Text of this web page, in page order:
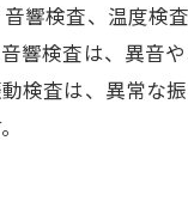
実践
緊急対応策
法
響検査、温度検
響検査は、異音
査は、異常な